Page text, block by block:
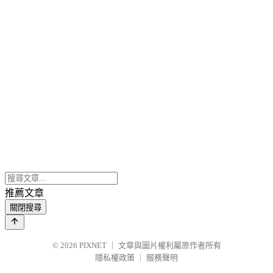
推薦文章
關閉搜尋
© 2026 PIXNET
文章與圖片權利屬原作者所有
隱私權政策
服務聲明